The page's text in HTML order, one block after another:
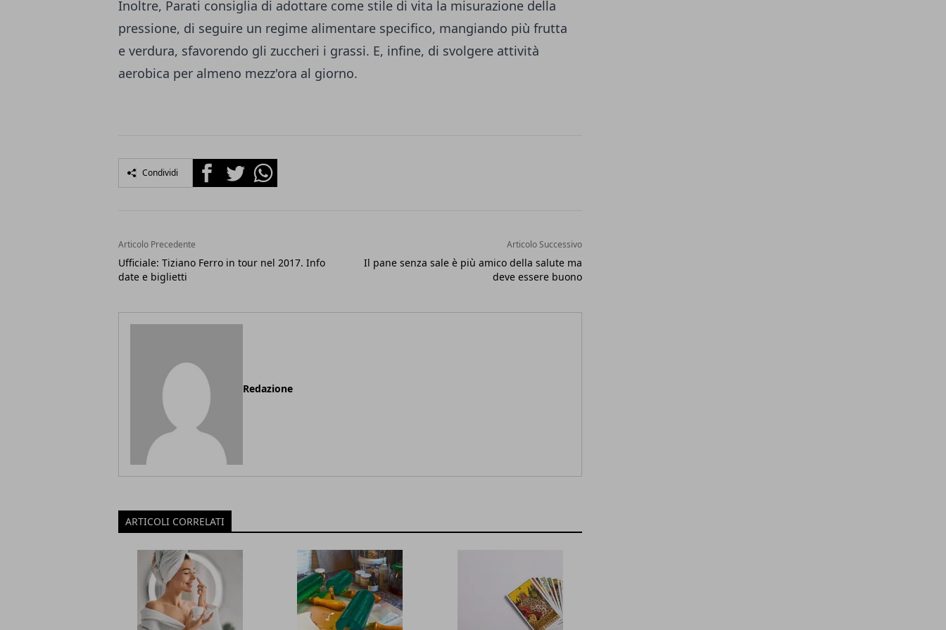
Inoltre, Parati consiglia di adottare come stile di vita la misurazione della
pressione, di seguire un regime alimentare specifico, mangiando più frutta
e verdura, sfavorendo gli zuccheri i grassi. E, infine, di svolgere attività
aerobica per almeno mezz'ora al giorno.
Condividi FacebookTwitterWhatsapp
Articolo Precedente
Ufficiale: Tiziano Ferro in tour nel 2017. Info
date e biglietti
Articolo Successivo
Il pane senza sale è più amico della salute ma
deve essere buono
Redazione
ARTICOLI CORRELATI